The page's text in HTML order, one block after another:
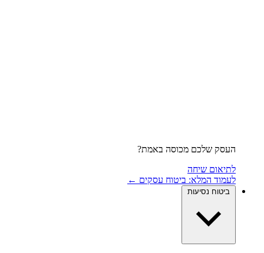
העסק שלכם מכוסה באמת?
לתיאום שיחה
לעמוד המלא: ביטוח עסקים ←
ביטוח נסיעות